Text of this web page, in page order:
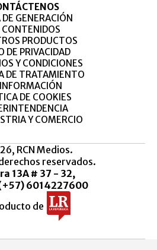
GENERACIÓN
CONTENIDOS
PRODUCTOS
DE PRIVACIDAD
Y CONDICIONES
DE TRATAMIENTO
DE COOKIES
Y COMERCIO
RCN Medios.
reservados.
13A # 37 - 32,
6014227600
de